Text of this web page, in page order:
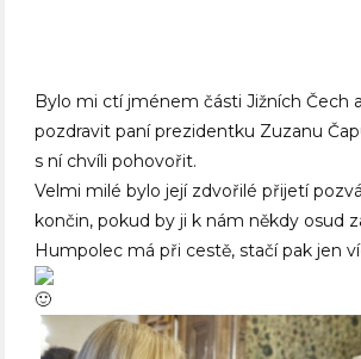
Bylo mi ctí jménem části Jižních Čech
pozdravit paní prezidentku Zuzanu
s ní chvíli pohovořit.
Velmi milé bylo její zdvořilé přijetí
končin, pokud by ji k nám někdy osud
Humpolec má při cestě, stačí pak jen